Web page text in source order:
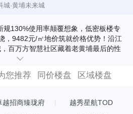
城·黄埔未来城
规130%使用率颠覆想象，低密板楼专
，9482元/㎡地价筑就价格优势！沿江
百万方智慧社区藏着老黄埔最后的性
底价入场即是抢占未来。
您推荐 同价楼盘 区域楼盘
越招商臻珑府 越秀星航TOD